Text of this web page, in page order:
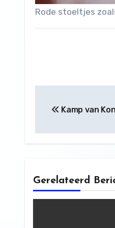
Rode stoeltjes
navigatie
Kamp van
Gerelateerd